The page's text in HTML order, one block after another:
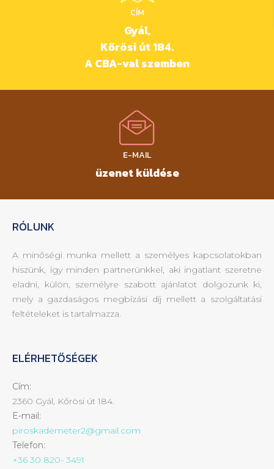
CÍM
Gyál,
Kőrösi út 184.
A CBA-val szemben
E-MAIL
üzenet küldése
RÓLUNK
A minőségi munka mellett a személyes kapcsolatokban
hiszünk, így minden partnerünkkel, aki ingatlant szeretne
eladni, külön, személyre szabott ajánlatot dolgozunk ki,
mely a gazdaságos megbízási díj mellett a szolgáltatási
feltételeket is tartalmazza.
ELÉRHETŐSÉGEK
Cím:
2360 Gyál, Kőrösi út 184.
E-mail:
piroskademeter2@gmail.com
Telefon:
+36 30 820- 3491